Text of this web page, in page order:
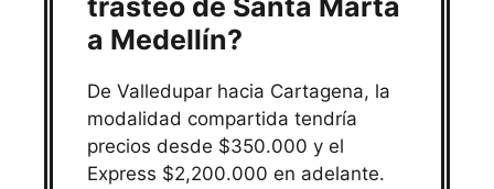
trasteo de Santa Marta
a Medellín?
De Valledupar hacia Cartagena, la
modalidad compartida tendría
precios desde $350.000 y el
Express $2,200.000 en adelante.